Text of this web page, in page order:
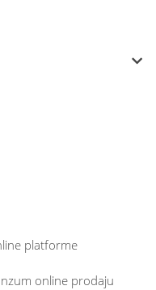
platforme
online prodaju